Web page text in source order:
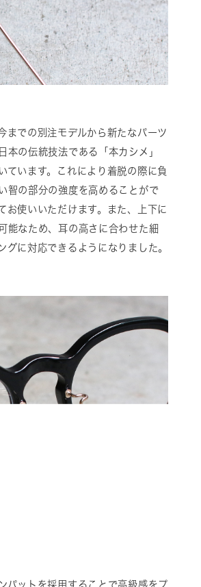
までの別注モデルから新たなパーツ
本の伝統技法である「本カシメ」
ています。これにより着脱の際に負
智の部分の強度を高めることがで
お使いいただけます。また、上下に
能なため、耳の高さに合わせた細
グに対応できるようになりました。
パットを採用することで高級感をプ